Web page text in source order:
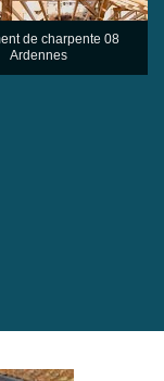
de charpente 08
Ardennes